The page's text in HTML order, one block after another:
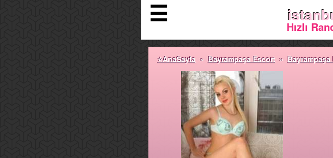
☰ Hızlı
⭐AnaSayfa » Bayrampaşa Escort » Bayrampaşa